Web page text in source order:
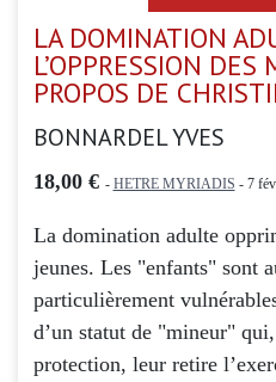
LA DOMINATION
L’OPPRESSION DES
PROPOS DE
BONNARDEL YVES
18,00 € - HETRE MYRIADIS - 7
La domination adulte
jeunes. Les "enfants" sont
particulièrement
d’un statut de "mineur"
protection, leur retire